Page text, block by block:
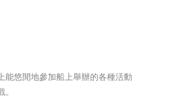
能悠閒地參加船上舉辦的各種活動